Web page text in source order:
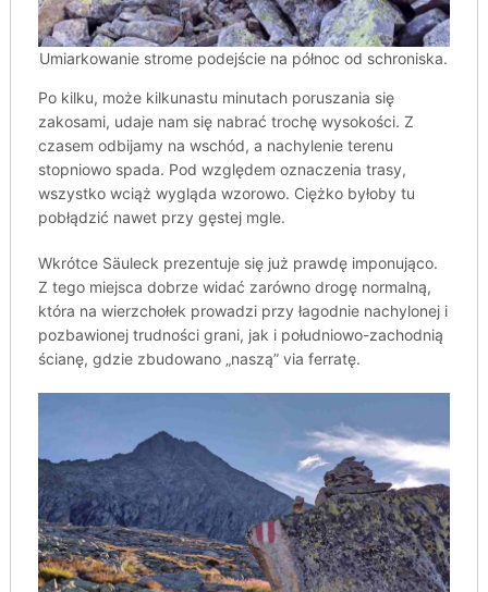
Umiarkowanie strome podejście na północ od schroniska.
Po kilku, może kilkunastu minutach poruszania się
zakosami, udaje nam się nabrać trochę wysokości. Z
czasem odbijamy na wschód, a nachylenie terenu
stopniowo spada. Pod względem oznaczenia trasy,
wszystko wciąż wygląda wzorowo. Ciężko byłoby tu
pobłądzić nawet przy gęstej mgle.
Wkrótce Säuleck prezentuje się już prawdę imponująco.
Z tego miejsca dobrze widać zarówno drogę normalną,
która na wierzchołek prowadzi przy łagodnie nachylonej i
pozbawionej trudności grani, jak i południowo-zachodnią
ścianę, gdzie zbudowano „naszą” via ferratę.